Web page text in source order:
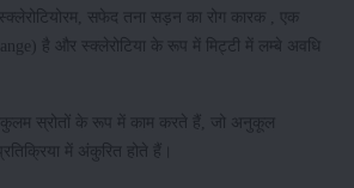
स्क्लेरोटियोरम, सफेद तना सड़न का रोग कारक , एक
है और स्क्लेरोटिया के रूप में मिट्टी में लम्बे अवधि
स्रोतों के रूप में काम करते हैं, जो अनुकूल
प्रतिक्रिया में अंकुरित होते हैं।